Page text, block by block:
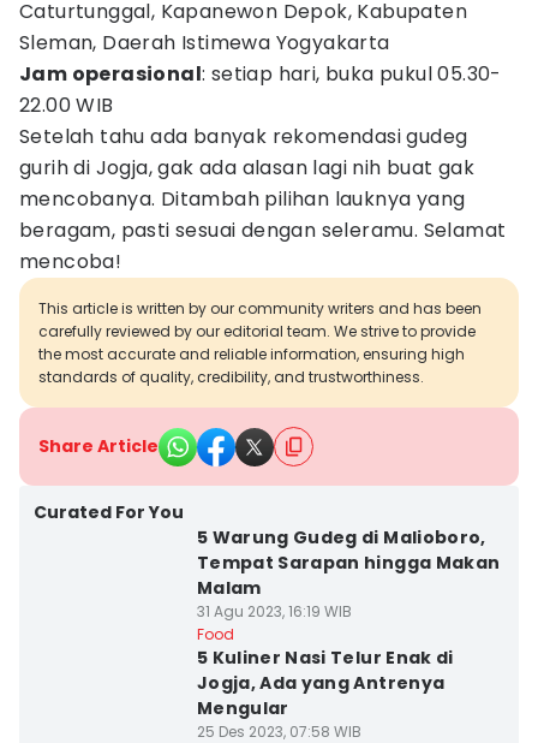
Caturtunggal, Kapanewon Depok, Kabupaten
Sleman, Daerah Istimewa Yogyakarta
Jam operasional: setiap hari, buka pukul 05.30-
22.00 WIB
Setelah tahu ada banyak rekomendasi gudeg
gurih di Jogja, gak ada alasan lagi nih buat gak
mencobanya. Ditambah pilihan lauknya yang
beragam, pasti sesuai dengan seleramu. Selamat
mencoba!
This article is written by our community writers and has been
carefully reviewed by our editorial team. We strive to provide
the most accurate and reliable information, ensuring high
standards of quality, credibility, and trustworthiness.
Share Article
Curated For You
5 Warung Gudeg di Malioboro,
Tempat Sarapan hingga Makan
Malam
31 Agu 2023, 16:19 WIB
Food
5 Kuliner Nasi Telur Enak di
Jogja, Ada yang Antrenya
Mengular
25 Des 2023, 07:58 WIB